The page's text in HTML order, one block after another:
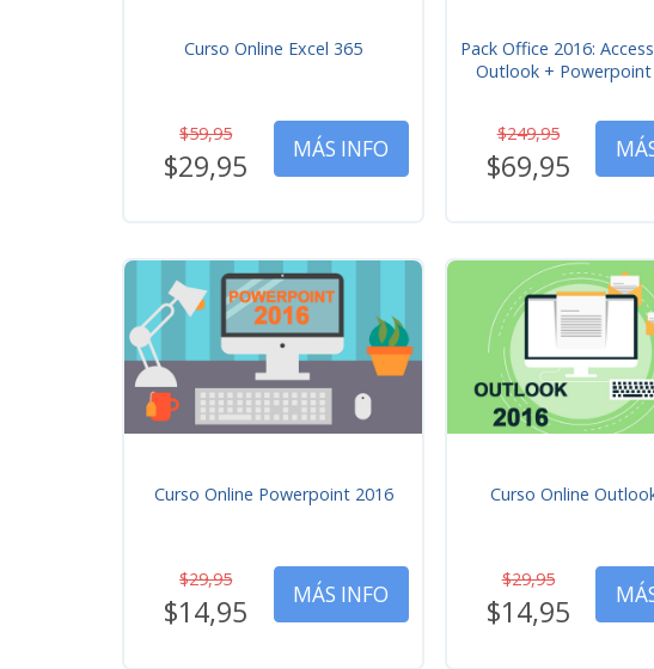
Curso Online Excel 365
$59,95
$29,95 MÁS INFO
Pack Office 2016:
Outlook +
$249,95
$69,95
Curso Online Powerpoint 2016
$29,95
$14,95 MÁS INFO
Curso Online
$29,95
$14,95